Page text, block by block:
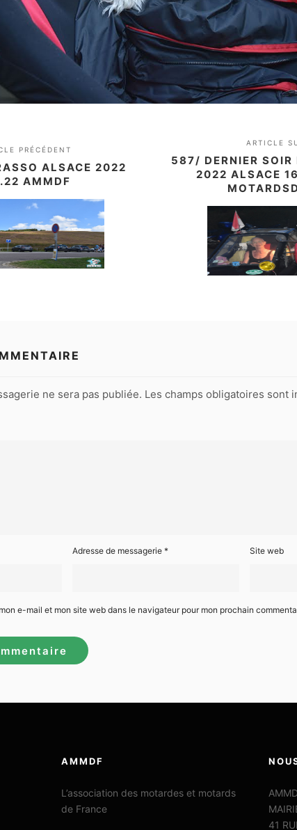
PRÉCÉDENT
ALSACE 2022
AMMDF
ARTICLE
587/ DERNIER SOIR
2022 ALSACE
ne sera pas publiée. Les champs obligatoires sont
Adresse de messagerie * Site web
e-mail et mon site web dans le navigateur pour mon prochain
AMMDF
L’association des motardes et motards
de France
41